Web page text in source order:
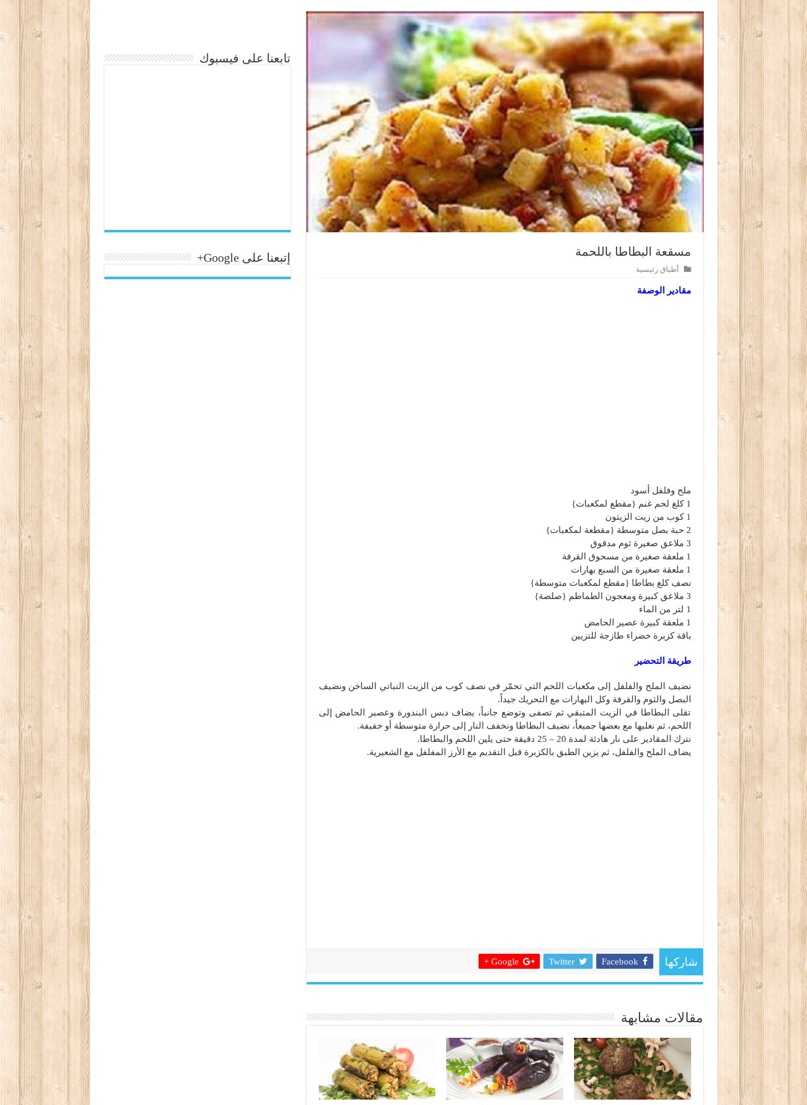
مسقعة البطاطا باللحمة
أطباق رئيسية
مقادير الوصفة
ملح وفلفل أسود
1 كلغ لحم غنم {مقطع لمكعبات}
1 كوب من زيت الزيتون
2 حبة بصل متوسطة {مقطعة لمكعبات}
3 ملاعق صغيرة ثوم مدقوق
1 ملعقة صغيرة من مسحوق القرفة
1 ملعقة صغيرة من السبع بهارات
نصف كلغ بطاطا {مقطع لمكعبات متوسطة}
3 ملاعق كبيرة ومعجون الطماطم {صلصة}
1 لتر من الماء
1 ملعقة كبيرة عصير الحامض
باقة كزبرة خضراء طازجة للتزيين
طريقة التحضير
نضيف الملح والفلفل إلى مكعبات اللحم التي تحمّر في نصف كوب من الزيت النباتي الساخن ونضيف
البصل والثوم والقرفة وكل البهارات مع التحريك جيداً.
تقلى البطاطا في الزيت المتبقي ثم تصفى وتوضع جانباً، يضاف دبس البندورة وعصير الحامض إلى
اللحم، ثم نغليها مع بعضها جميعاً، نضيف البطاطا ونخفف النار إلى حرارة متوسطة أو خفيفة.
نترك المقادير على نار هادئة لمدة 20 – 25 دقيقة حتى يلين اللحم والبطاطا.
يضاف الملح والفلفل، ثم يزين الطبق بالكزبرة قبل التقديم مع الأرز المفلفل مع الشعيرية.
شاركها Facebook
Twitter
Google +
مقالات مشابهة
تابعنا على فيسبوك
إتبعنا على Google+